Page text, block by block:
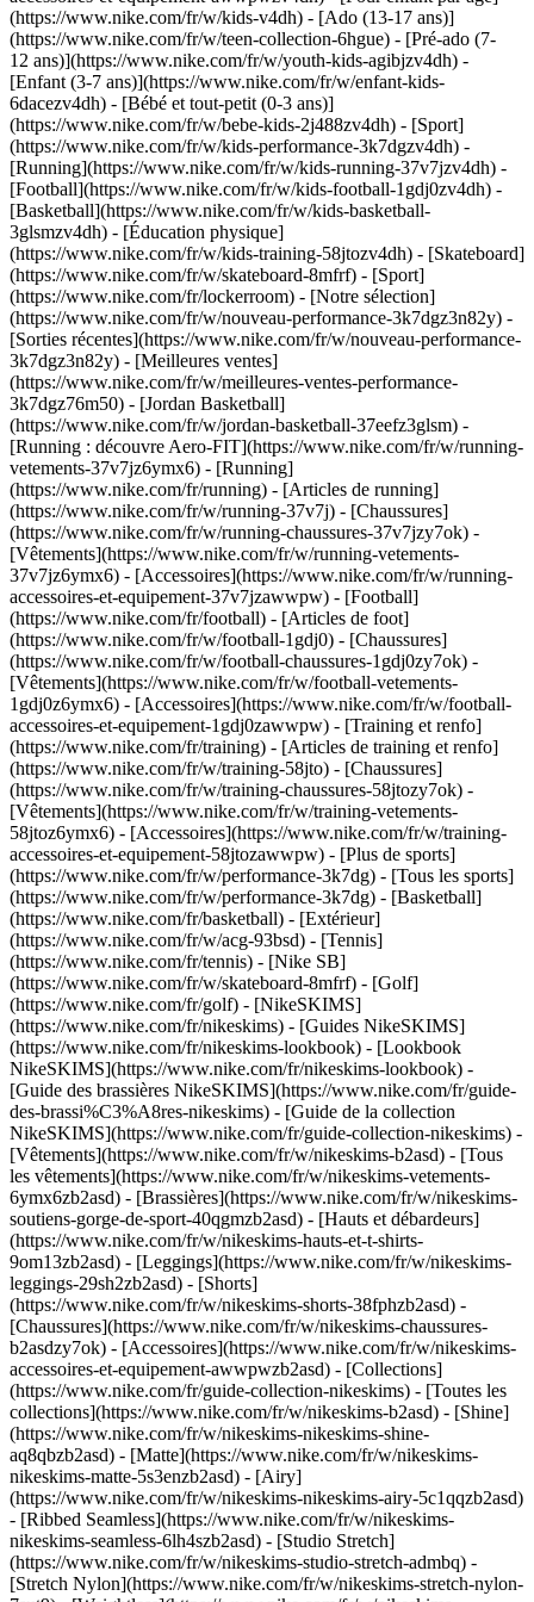
(https://www.nike.com/fr/w/kids-v4dh) - [Ado (13-17 ans)]
(https://www.nike.com/fr/w/teen-collection-6hgue) - [Pré-ado (7-
12 ans)](https://www.nike.com/fr/w/youth-kids-agibjzv4dh) -
[Enfant (3-7 ans)](https://www.nike.com/fr/w/enfant-kids-
6dacezv4dh) - [Bébé et tout-petit (0-3 ans)]
(https://www.nike.com/fr/w/bebe-kids-2j488zv4dh) - [Sport]
(https://www.nike.com/fr/w/kids-performance-3k7dgzv4dh) -
[Running](https://www.nike.com/fr/w/kids-running-37v7jzv4dh) -
[Football](https://www.nike.com/fr/w/kids-football-1gdj0zv4dh) -
[Basketball](https://www.nike.com/fr/w/kids-basketball-
3glsmzv4dh) - [Éducation physique]
(https://www.nike.com/fr/w/kids-training-58jtozv4dh) - [Skateboard]
(https://www.nike.com/fr/w/skateboard-8mfrf) - [Sport]
(https://www.nike.com/fr/lockerroom) - [Notre sélection]
(https://www.nike.com/fr/w/nouveau-performance-3k7dgz3n82y) -
[Sorties récentes](https://www.nike.com/fr/w/nouveau-performance-
3k7dgz3n82y) - [Meilleures ventes]
(https://www.nike.com/fr/w/meilleures-ventes-performance-
3k7dgz76m50) - [Jordan Basketball]
(https://www.nike.com/fr/w/jordan-basketball-37eefz3glsm) -
[Running : découvre Aero-FIT](https://www.nike.com/fr/w/running-
vetements-37v7jz6ymx6) - [Running]
(https://www.nike.com/fr/running) - [Articles de running]
(https://www.nike.com/fr/w/running-37v7j) - [Chaussures]
(https://www.nike.com/fr/w/running-chaussures-37v7jzy7ok) -
[Vêtements](https://www.nike.com/fr/w/running-vetements-
37v7jz6ymx6) - [Accessoires](https://www.nike.com/fr/w/running-
accessoires-et-equipement-37v7jzawwpw) - [Football]
(https://www.nike.com/fr/football) - [Articles de foot]
(https://www.nike.com/fr/w/football-1gdj0) - [Chaussures]
(https://www.nike.com/fr/w/football-chaussures-1gdj0zy7ok) -
[Vêtements](https://www.nike.com/fr/w/football-vetements-
1gdj0z6ymx6) - [Accessoires](https://www.nike.com/fr/w/football-
accessoires-et-equipement-1gdj0zawwpw) - [Training et renfo]
(https://www.nike.com/fr/training) - [Articles de training et renfo]
(https://www.nike.com/fr/w/training-58jto) - [Chaussures]
(https://www.nike.com/fr/w/training-chaussures-58jtozy7ok) -
[Vêtements](https://www.nike.com/fr/w/training-vetements-
58jtoz6ymx6) - [Accessoires](https://www.nike.com/fr/w/training-
accessoires-et-equipement-58jtozawwpw) - [Plus de sports]
(https://www.nike.com/fr/w/performance-3k7dg) - [Tous les sports]
(https://www.nike.com/fr/w/performance-3k7dg) - [Basketball]
(https://www.nike.com/fr/basketball) - [Extérieur]
(https://www.nike.com/fr/w/acg-93bsd) - [Tennis]
(https://www.nike.com/fr/tennis) - [Nike SB]
(https://www.nike.com/fr/w/skateboard-8mfrf) - [Golf]
(https://www.nike.com/fr/golf) - [NikeSKIMS]
(https://www.nike.com/fr/nikeskims) - [Guides NikeSKIMS]
(https://www.nike.com/fr/nikeskims-lookbook) - [Lookbook
NikeSKIMS](https://www.nike.com/fr/nikeskims-lookbook) -
[Guide des brassières NikeSKIMS](https://www.nike.com/fr/guide-
des-brassi%C3%A8res-nikeskims) - [Guide de la collection
NikeSKIMS](https://www.nike.com/fr/guide-collection-nikeskims) -
[Vêtements](https://www.nike.com/fr/w/nikeskims-b2asd) - [Tous
les vêtements](https://www.nike.com/fr/w/nikeskims-vetements-
6ymx6zb2asd) - [Brassières](https://www.nike.com/fr/w/nikeskims-
soutiens-gorge-de-sport-40qgmzb2asd) - [Hauts et débardeurs]
(https://www.nike.com/fr/w/nikeskims-hauts-et-t-shirts-
9om13zb2asd) - [Leggings](https://www.nike.com/fr/w/nikeskims-
leggings-29sh2zb2asd) - [Shorts]
(https://www.nike.com/fr/w/nikeskims-shorts-38fphzb2asd) -
[Chaussures](https://www.nike.com/fr/w/nikeskims-chaussures-
b2asdzy7ok) - [Accessoires](https://www.nike.com/fr/w/nikeskims-
accessoires-et-equipement-awwpwzb2asd) - [Collections]
(https://www.nike.com/fr/guide-collection-nikeskims) - [Toutes les
collections](https://www.nike.com/fr/w/nikeskims-b2asd) - [Shine]
(https://www.nike.com/fr/w/nikeskims-nikeskims-shine-
aq8qbzb2asd) - [Matte](https://www.nike.com/fr/w/nikeskims-
nikeskims-matte-5s3enzb2asd) - [Airy]
(https://www.nike.com/fr/w/nikeskims-nikeskims-airy-5c1qqzb2asd)
- [Ribbed Seamless](https://www.nike.com/fr/w/nikeskims-
nikeskims-seamless-6lh4szb2asd) - [Studio Stretch]
(https://www.nike.com/fr/w/nikeskims-studio-stretch-admbq) -
[Stretch Nylon](https://www.nike.com/fr/w/nikeskims-stretch-nylon-